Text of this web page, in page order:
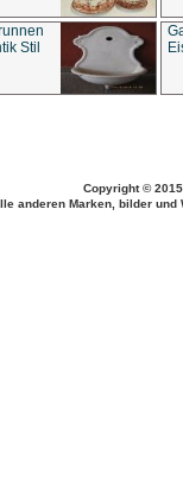
Stil
Copyright ©
anderen Marken, bilder und